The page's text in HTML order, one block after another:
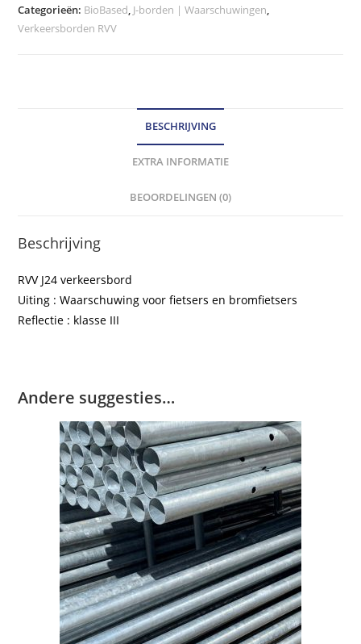
J24
klasse
Categorieën: BioBased, J-borden | Waarschuwingen,
Verkeersborden RVV
BESCHRIJVING
EXTRA INFORMATIE
BEOORDELINGEN (0)
Beschrijving
RVV J24 verkeersbord
Uiting : Waarschuwing voor fietsers en bromfietsers
Reflectie : klasse III
Andere suggesties…